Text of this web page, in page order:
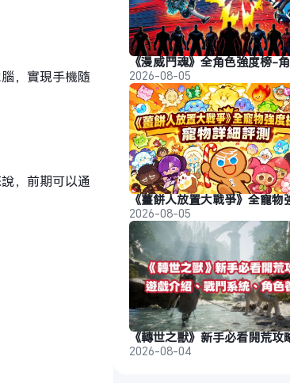
，實現手機隨
，前期可以通
2026-08-05
2026-08-05
2026-08-04